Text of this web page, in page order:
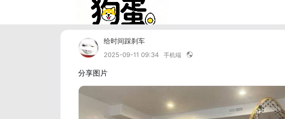
给时间踩刹车
2025-09-11 09:34 手机端
分享图片